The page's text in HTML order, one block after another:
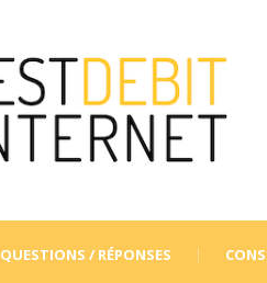
QUESTIONS / RÉPONSES